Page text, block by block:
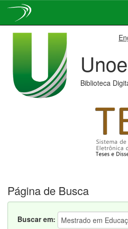
Biblioteca
Página de Busca
Buscar em: